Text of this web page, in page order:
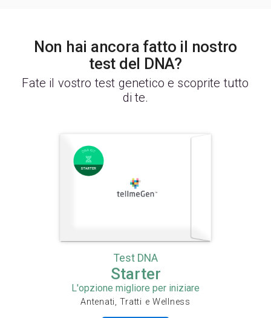
Non hai ancora fatto il nostro
test del DNA?
Fate il vostro test genetico e scoprite tutto
di te.
Test DNA
Starter
L'opzione migliore per iniziare
Antenati, Tratti e Wellness